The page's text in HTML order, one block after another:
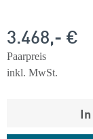
3.468,- €
Paarpreis
inkl. MwSt.